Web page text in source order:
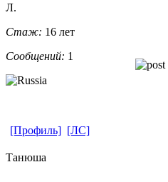
Л.
Стаж: 16 лет
Сообщений: 1
[Профиль] [ЛС]
Танюша